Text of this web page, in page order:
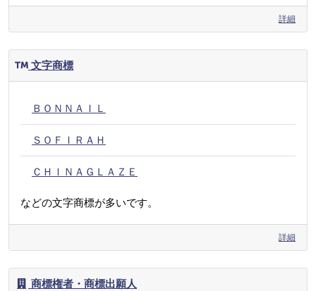
詳細
文字商標
ＢＯＮＮＡＩＬ
ＳＯＦＩＲＡＨ
ＣＨＩＮＡＧＬＡＺＥ
などの文字商標が多いです。
詳細
商標権者・商標出願人